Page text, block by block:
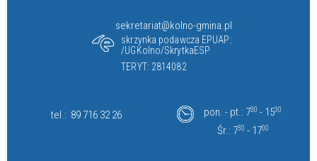
sekretariat@kolno-gmina.pl
skrzynka podawcza EPUAP:
/UGKolno/SkrytkaESP
TERYT: 2814082
tel.: 89 716 32 26 pon. - pt.: 730 - 1530
Śr.: 730 - 1700